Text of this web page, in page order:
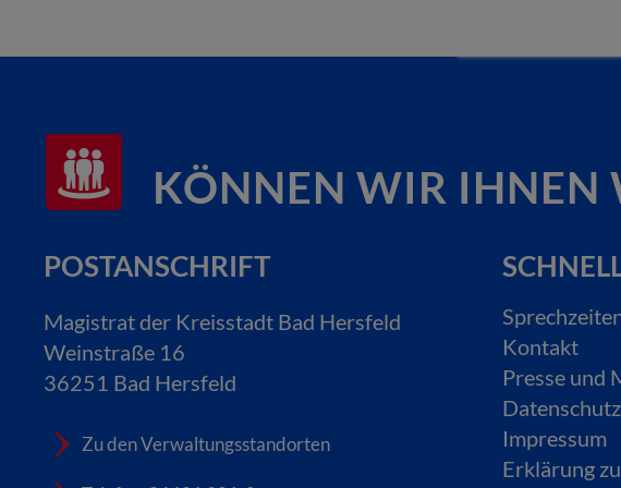
KÖNNEN WIR IHNEN
POSTANSCHRIFT
Magistrat der Kreisstadt Bad Hersfeld
Weinstraße 16
36251 Bad Hersfeld
Zu den Verwaltungsstandorten
Kontakt
Presse und
Impressum
Erklärung